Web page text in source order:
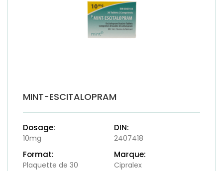
MINT-ESCITALOPRAM
Dosage:
10mg
DIN:
2407418
Format:
Plaquette de 30
Marque:
Cipralex